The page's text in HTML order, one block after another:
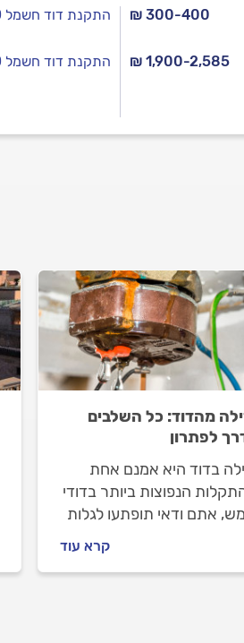
₪ 300-400
₪ 1,900-2,585
התקנת דוד חשמל 200 ליטר
התקנת דוד חשמל 150 ליטר
מהדוד: כל השלבים
לפתרון
בדוד היא אמנם אחת
הנפוצות ביותר בדודי
אתם ודאי תופתעו לגלות
להזמין טכנאי דודים ואיך
מולו? כל התשובות.
קרא עוד